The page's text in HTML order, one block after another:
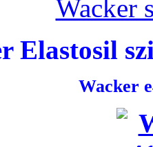
Wacker
Elastosil
Wacker